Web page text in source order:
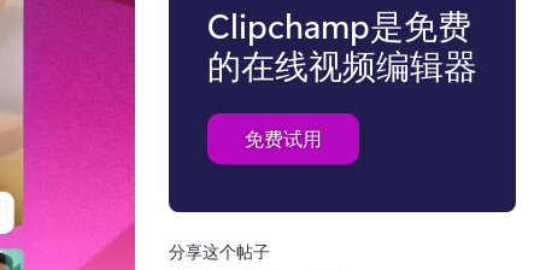
Clipchamp是免费
的在线视频编辑器
免费试用
分享这个帖子